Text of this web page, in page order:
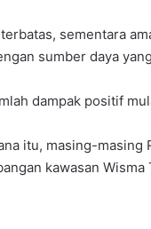
sementara
sumber daya
dampak positif
itu, masing-
kawasan Wisma